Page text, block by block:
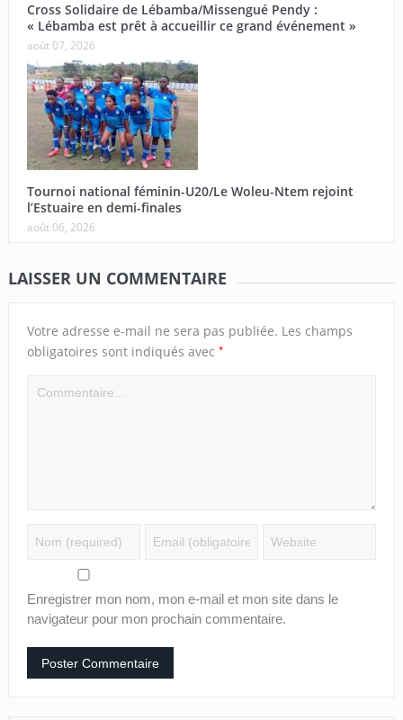
Cross Solidaire de Lébamba/Missengué Pendy :
« Lébamba est prêt à accueillir ce grand événement »
août 07, 2026
Tournoi national féminin-U20/Le Woleu-Ntem rejoint
l’Estuaire en demi-finales
août 06, 2026
LAISSER UN COMMENTAIRE
Votre adresse e-mail ne sera pas publiée. Les champs
obligatoires sont indiqués avec *
Enregistrer mon nom, mon e-mail et mon site dans le
navigateur pour mon prochain commentaire.